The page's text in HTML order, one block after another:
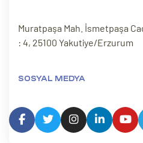
Muratpaşa Mah. İsmetpaşa
: 4, 25100 Yakutiye/Erzurum
SOSYAL MEDYA